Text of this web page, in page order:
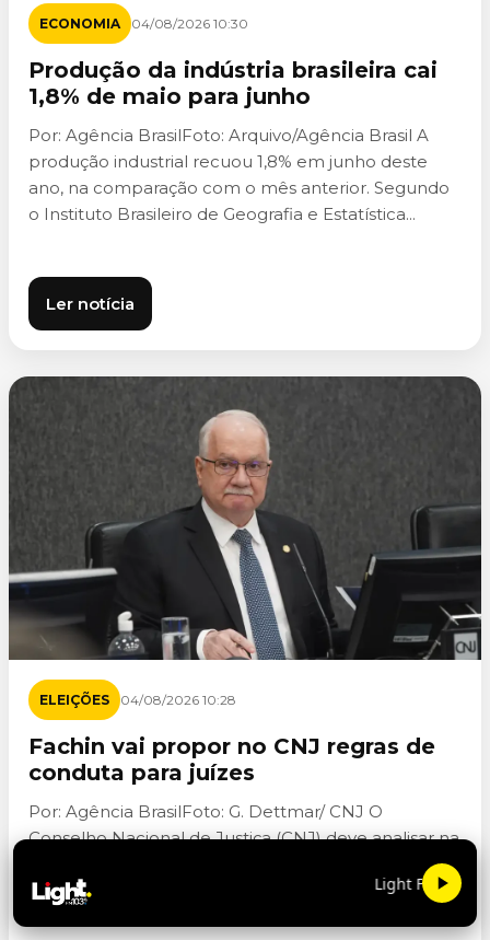
ECONOMIA 04/08/2026 10:30
Produção da indústria brasileira cai
1,8% de maio para junho
Por: Agência BrasilFoto: Arquivo/Agência Brasil A
produção industrial recuou 1,8% em junho deste
ano, na comparação com o mês anterior. Segundo
o Instituto Brasileiro de Geografia e Estatística...
Ler notícia
ELEIÇÕES 04/08/2026 10:28
Fachin vai propor no CNJ regras de
conduta para juízes
Por: Agência BrasilFoto: G. Dettmar/ CNJ O
Conselho Nacional de Justiça (CNJ) deve analisar na
sessão desta terça-feira (4) uma proposta de criação
de regras para disciplinar a...
Light FM 103.9